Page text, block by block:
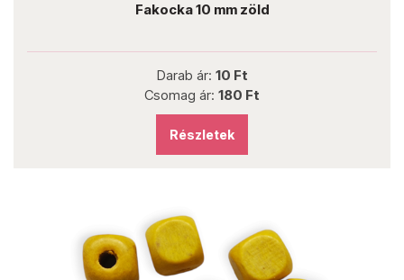
Fakocka 10 mm zöld
Darab ár: 10 Ft
Csomag ár: 180 Ft
Részletek